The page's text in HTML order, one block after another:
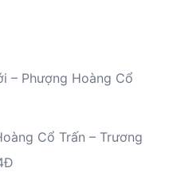
– Phượng Hoàng Cổ
Cổ Trấn – Trương